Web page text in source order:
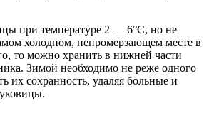
при температуре 2 — 6°С, но не
холодном, непромерзающем месте в
то можно хранить в нижней части
Зимой необходимо не реже одного
их сохранность, удаляя больные и